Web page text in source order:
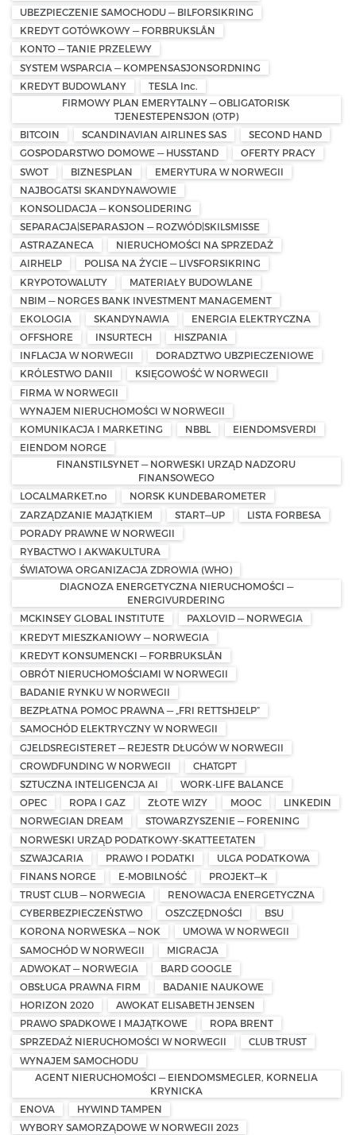
UBEZPIECZENIE SAMOCHODU — BILFORSIKRING
KREDYT GOTÓWKOWY — FORBRUKSLÅN
KONTO — TANIE PRZELEWY
SYSTEM WSPARCIA — KOMPENSASJONSORDNING
KREDYT BUDOWLANY
TESLA Inc.
FIRMOWY PLAN EMERYTALNY — OBLIGATORISK
TJENESTEPENSJON (OTP)
BITCOIN
SCANDINAVIAN AIRLINES SAS
SECOND HAND
GOSPODARSTWO DOMOWE — HUSSTAND
OFERTY PRACY
SWOT
BIZNESPLAN
EMERYTURA W NORWEGII
NAJBOGATSI SKANDYNAWOWIE
KONSOLIDACJA — KONSOLIDERING
SEPARACJA|SEPARASJON — ROZWÓD|SKILSMISSE
ASTRAZANECA
NIERUCHOMOŚCI NA SPRZEDAŻ
AIRHELP
POLISA NA ŻYCIE — LIVSFORSIKRING
KRYPOTOWALUTY
MATERIAŁY BUDOWLANE
NBIM — NORGES BANK INVESTMENT MANAGEMENT
EKOLOGIA
SKANDYNAWIA
ENERGIA ELEKTRYCZNA
OFFSHORE
INSURTECH
HISZPANIA
INFLACJA W NORWEGII
DORADZTWO UBZPIECZENIOWE
KRÓLESTWO DANII
KSIĘGOWOŚĆ W NORWEGII
FIRMA W NORWEGII
WYNAJEM NIERUCHOMOŚCI W NORWEGII
KOMUNIKACJA I MARKETING
NBBL
EIENDOMSVERDI
EIENDOM NORGE
FINANSTILSYNET — NORWESKI URZĄD NADZORU
FINANSOWEGO
LOCALMARKET.no
NORSK KUNDEBAROMETER
ZARZĄDZANIE MAJĄTKIEM
START—UP
LISTA FORBESA
PORADY PRAWNE W NORWEGII
RYBACTWO I AKWAKULTURA
ŚWIATOWA ORGANIZACJA ZDROWIA (WHO)
DIAGNOZA ENERGETYCZNA NIERUCHOMOŚCI —
ENERGIVURDERING
MCKINSEY GLOBAL INSTITUTE
PAXLOVID — NORWEGIA
KREDYT MIESZKANIOWY — NORWEGIA
KREDYT KONSUMENCKI — FORBRUKSLÅN
OBRÓT NIERUCHOMOŚCIAMI W NORWEGII
BADANIE RYNKU W NORWEGII
BEZPŁATNA POMOC PRAWNA — „FRI RETTSHJELP”
SAMOCHÓD ELEKTRYCZNY W NORWEGII
GJELDSREGISTERET — REJESTR DŁUGÓW W NORWEGII
CROWDFUNDING W NORWEGII
CHATGPT
SZTUCZNA INTELIGENCJA AI
WORK-LIFE BALANCE
OPEC
ROPA I GAZ ZŁOTE WIZY MOOC
LINKEDIN
NORWEGIAN DREAM
STOWARZYSZENIE — FORENING
NORWESKI URZĄD PODATKOWY-SKATTEETATEN
SZWAJCARIA
PRAWO I PODATKI
ULGA PODATKOWA
FINANS NORGE
E-MOBILNOŚĆ
PROJEKT—K
TRUST CLUB — NORWEGIA
RENOWACJA ENERGETYCZNA
CYBERBEZPIECZEŃSTWO
OSZCZĘDNOŚCI
BSU
KORONA NORWESKA — NOK
UMOWA W NORWEGII
SAMOCHÓD W NORWEGII
MIGRACJA
ADWOKAT — NORWEGIA
BARD GOOGLE
OBSŁUGA PRAWNA FIRM
BADANIE NAUKOWE
HORIZON 2020
AWOKAT ELISABETH JENSEN
PRAWO SPADKOWE I MAJĄTKOWE
ROPA BRENT
SPRZEDAŻ NIERUCHOMOŚCI W NORWEGII
CLUB TRUST
WYNAJEM SAMOCHODU
AGENT NIERUCHOMOŚCI — EIENDOMSMEGLER, KORNELIA
KRYNICKA
ENOVA
HYWIND TAMPEN
WYBORY SAMORZĄDOWE W NORWEGII 2023